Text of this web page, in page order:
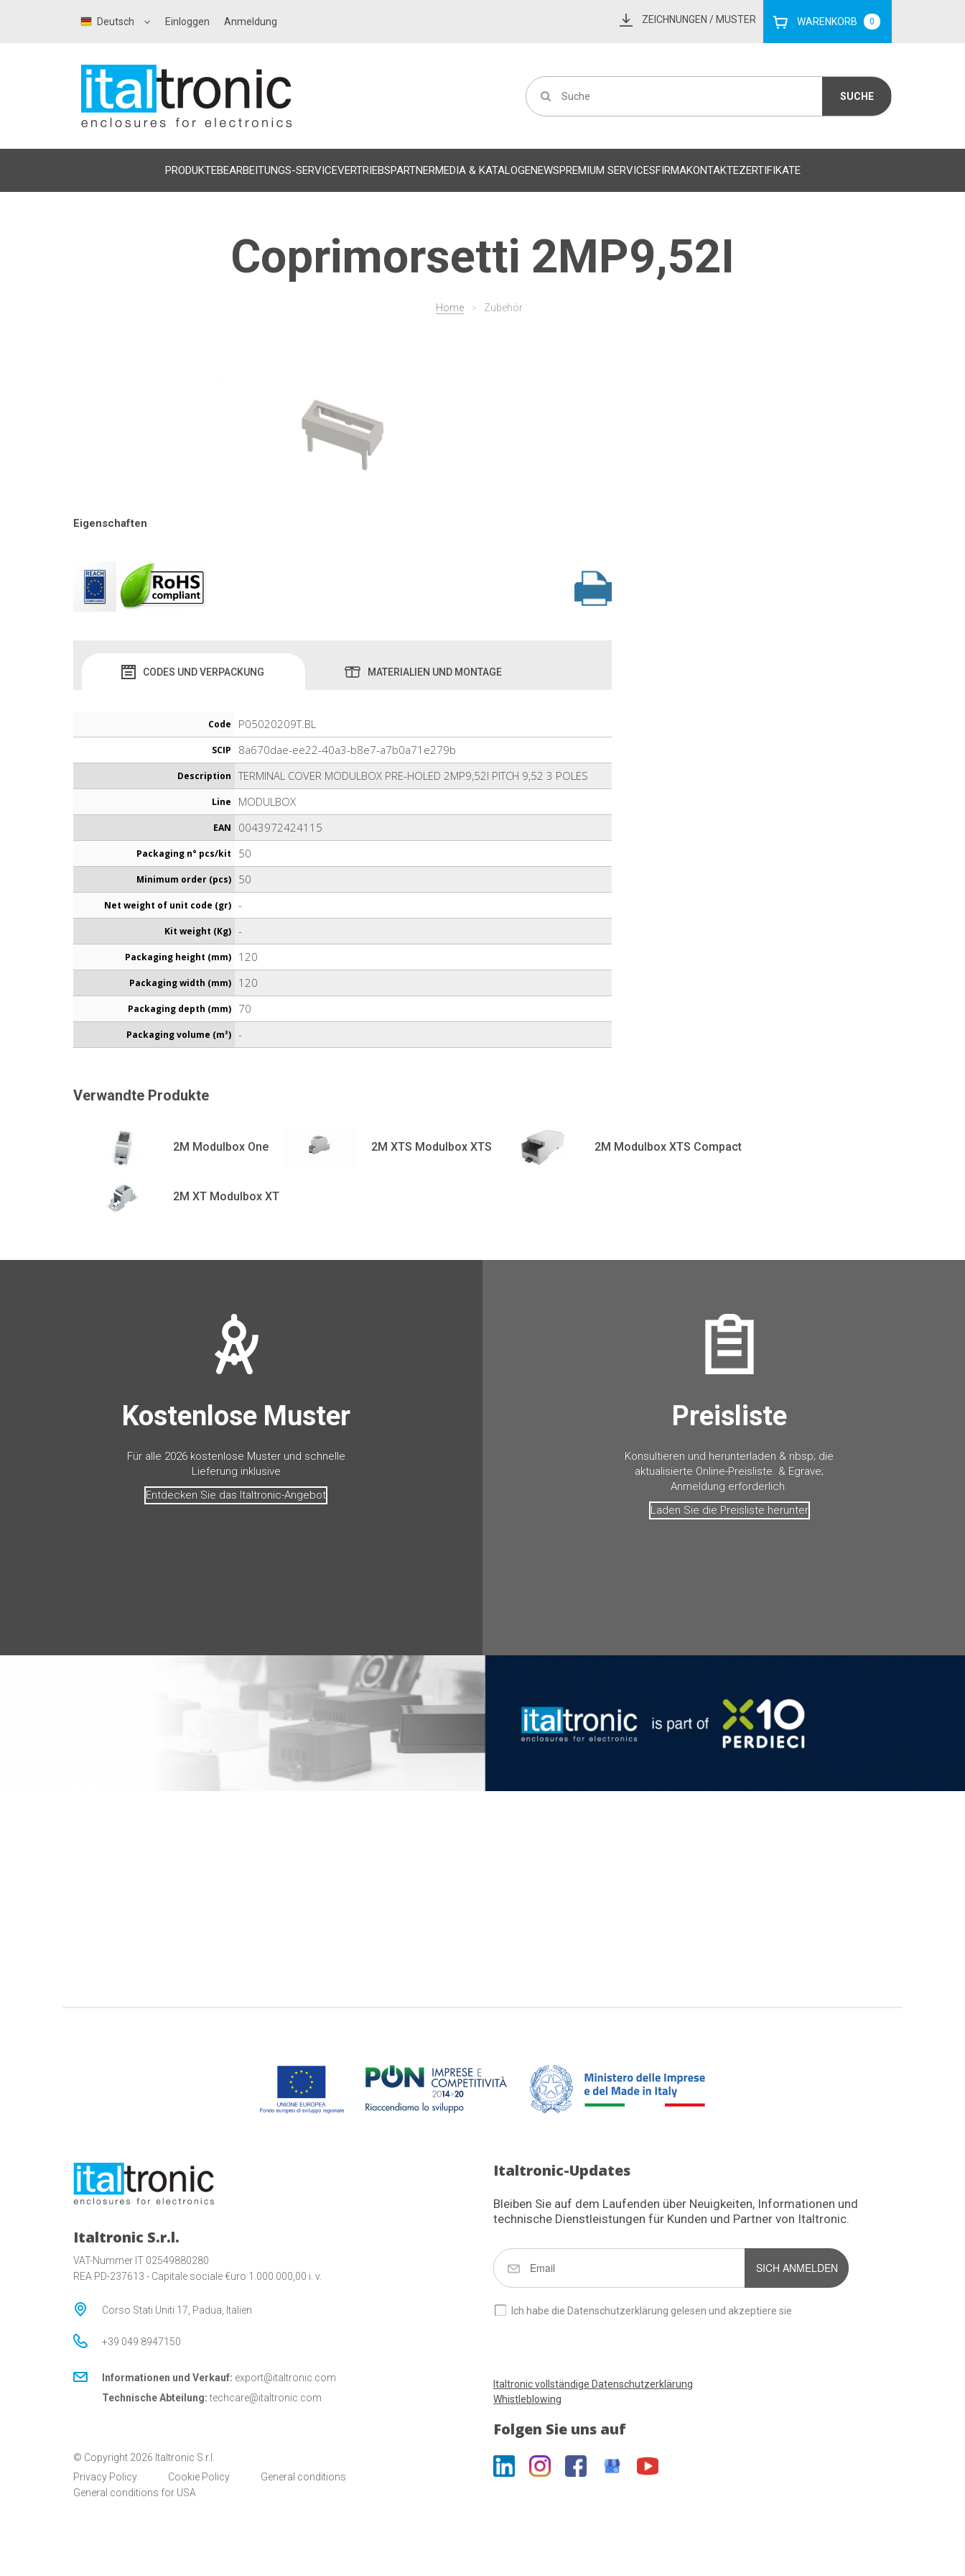
Deutsch Einloggen Anmeldung ZEICHNUNGEN / MUSTER WARENKORB 0
PRODUKTEBEARBEITUNGS-SERVICEVERTRIEBSPARTNERMEDIA & KATALOGENEWSPREMIUM SERVICESFIRMAKONTAKTEZERTIFIKATE
Coprimorsetti 2MP9,52I
Home > Zubehör
Eigenschaften
CODES UND VERPACKUNG MATERIALIEN UND MONTAGE
Code P05020209T.BL
SCIP 8a670dae-ee22-40a3-b8e7-a7b0a71e279b
Description TERMINAL COVER MODULBOX PRE-HOLED 2MP9,52I PITCH 9,52 3 POLES
Line MODULBOX
EAN 0043972424115
Packaging n° pcs/kit 50
Minimum order (pcs) 50
Net weight of unit code (gr) -
Kit weight (Kg) -
Packaging height (mm) 120
Packaging width (mm) 120
Packaging depth (mm) 70
Packaging volume (m³) -
Verwandte Produkte
2M Modulbox One 2M XTS Modulbox XTS 2M Modulbox XTS Compact
2M XT Modulbox XT
Kostenlose Muster
Für alle 2026 kostenlose Muster und schnelle
Lieferung inklusive
Entdecken Sie das Italtronic-Angebot
Preisliste
Konsultieren und herunterladen & nbsp; die
aktualisierte Online-Preisliste. & Egrave;
Anmeldung erforderlich.
Laden Sie die Preisliste herunter
Italtronic S.r.l.
VAT-Nummer IT 02549880280
REA PD-237613 - Capitale sociale €uro 1.000.000,00 i. v.
Corso Stati Uniti 17, Padua, Italien
+39 049 8947150
Informationen und Verkauf: export@italtronic.com
Technische Abteilung: techcare@italtronic.com
© Copyright 2026 Italtronic S.r.l.
Privacy Policy
Cookie Policy
General conditions
General conditions for USA
Italtronic-Updates
Bleiben Sie auf dem Laufenden über Neuigkeiten, Informationen und
technische Dienstleistungen für Kunden und Partner von Italtronic.
SICH ANMELDEN
Ich habe die Datenschutzerklärung gelesen und akzeptiere sie
Italtronic vollständige Datenschutzerklärung
Whistleblowing
Folgen Sie uns auf